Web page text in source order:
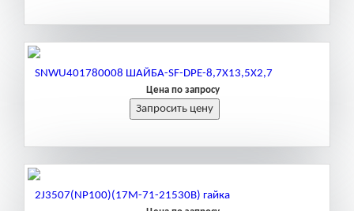
SNWU401780008 ШАЙБА-SF-DPE-8,7X13,5X2,7
Цена по запросу
2J3507(NP100)(17M-71-21530B) гайка